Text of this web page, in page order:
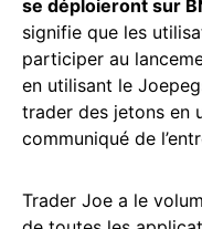
se déploieront sur
signifie que les
participer au
en utilisant le
trader des jetons en
communiqué de
Trader Joe a le